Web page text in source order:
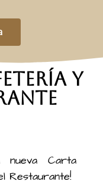
y
nueva Carta
Restaurante!